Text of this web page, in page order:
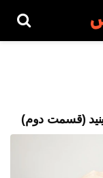
(قسمت دوم)